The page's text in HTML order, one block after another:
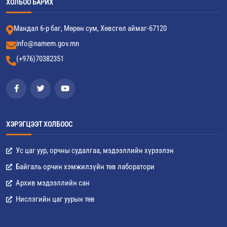
ХОЛБОО БАРИХ
Мандал 6-р баг, Мөрөн сум, Хөвсгөл аймаг-67120
info@namem.gov.mn
(+976)70382351
ХЭРЭГЦЭЭТ ХОЛБООС
Ус цаг уур, орчны судалгаа, мэдээллийн хүрээлэн
Байгаль орчин хэмжилзүйн төв лаборатори
Архив мэдээллийн сан
Нислэгийн цаг уурын төв